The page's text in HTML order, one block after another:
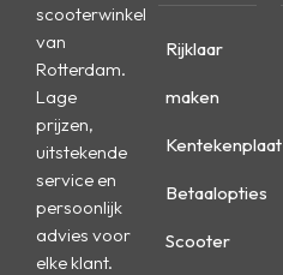
scooterwinkel
van
Rotterdam.
Lage
prijzen,
uitstekende
service en
persoonlijk
advies voor
elke klant.
Rijklaar
maken
Kentekenplaat
Betaalopties
Scooter